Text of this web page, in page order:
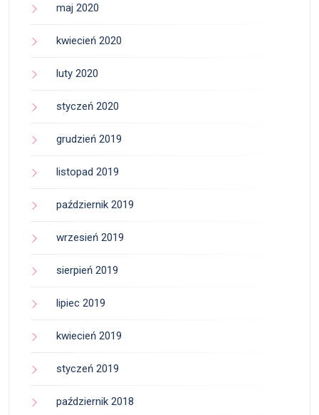
maj 2020
kwiecień 2020
luty 2020
styczeń 2020
grudzień 2019
listopad 2019
październik 2019
wrzesień 2019
sierpień 2019
lipiec 2019
kwiecień 2019
styczeń 2019
październik 2018